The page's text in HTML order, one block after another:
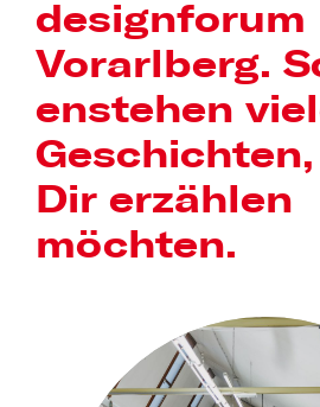
designforum
Vorarlberg.
enstehen
Dir erzählen
möchten.